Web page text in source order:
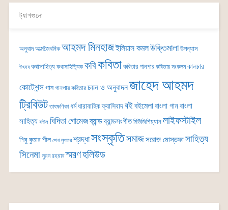
ট্যাগগুলো
অনুবাদ আত্মজৈবনিক আহমদ মিনহাজইলিয়াস কমলউক্তিমালা উপন্যাস
উৎসব কথাসাহিত্য কথাসাহিত্যিক কবিকবিতা কবিতার গানপার কবিতার সংকলন কালচার
কোটেশন্সগান গানপার কবিতার চয়ন ও অনুবাদনজাহেদ আহমদ
ট্রিবিউট তাৎক্ষণিকা ধর্ম ধারাবাহিকফ্যাসিবাদবইবইমেলাবাংলা গানবাংলা
সাহিত্য বাউল বিদিতা গোমেজব্যান্ডব্যান্ডসংগীত মিউজিশিয়্যান লাইফস্টাইল
শিবু কুমার শীল শেখ লুৎফর শ্রদ্ধাসংস্কৃতিসমাজসরোজ মোস্তফাসাহিত্য
সিনেমা সুমন রহমান স্মরণহলিউড